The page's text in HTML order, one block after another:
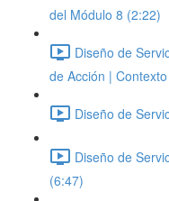
del Módulo 8 (2:22)
Diseño de
de Acción |
Diseño de
Diseño de
(6:47)